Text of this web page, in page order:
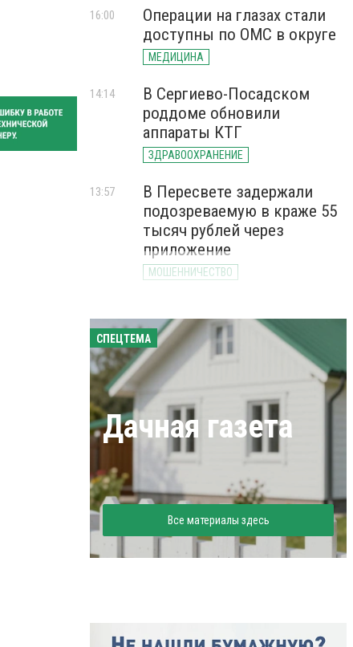
Операции на глазах стали
доступны по ОМС в округе
МЕДИЦИНА
16:00
В Сергиево-Посадском
роддоме обновили
аппараты КТГ
ЗДРАВООХРАНЕНИЕ
14:14
В Пересвете задержали
подозреваемую в краже 55
тысяч рублей через
приложение
МОШЕННИЧЕСТВО
13:57
СПЕЦТЕМА
Дачная газета
Все материалы здесь